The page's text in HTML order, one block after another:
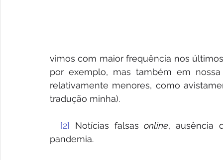
vimos com maior frequência nos
por exemplo, mas também em
relativamente menores, como
tradução minha).
[2] Notícias falsas online, ausência
pandemia.